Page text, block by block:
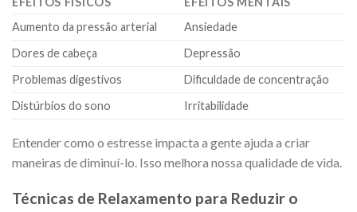
Aumento da pressão arterial
Ansiedade
Dores de cabeça
Depressão
Problemas digestivos
Dificuldade de concentração
Distúrbios do sono
Irritabilidade
Entender como o estresse impacta a gente ajuda a criar
maneiras de diminuí-lo. Isso melhora nossa qualidade de vida.
Técnicas de Relaxamento para Reduzir o